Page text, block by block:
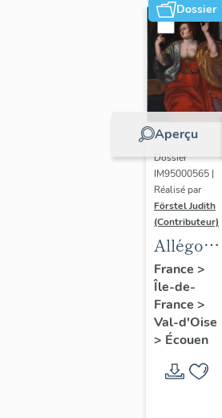
Dossier
Aperçu
Dossier
IM95000565 |
Réalisé par
Förstel Judith
(Contributeur)
Allégories
du
Toucher
et de la
Vue.
France >
Île-de-
France >
Val-d'Oise
> Écouen